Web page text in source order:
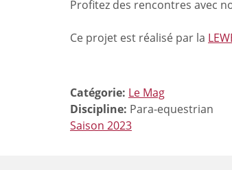
Profitez des rencontres avec
Ce projet est réalisé par la
Catégorie: Le Mag
Discipline: Para-equestrian
Saison 2023